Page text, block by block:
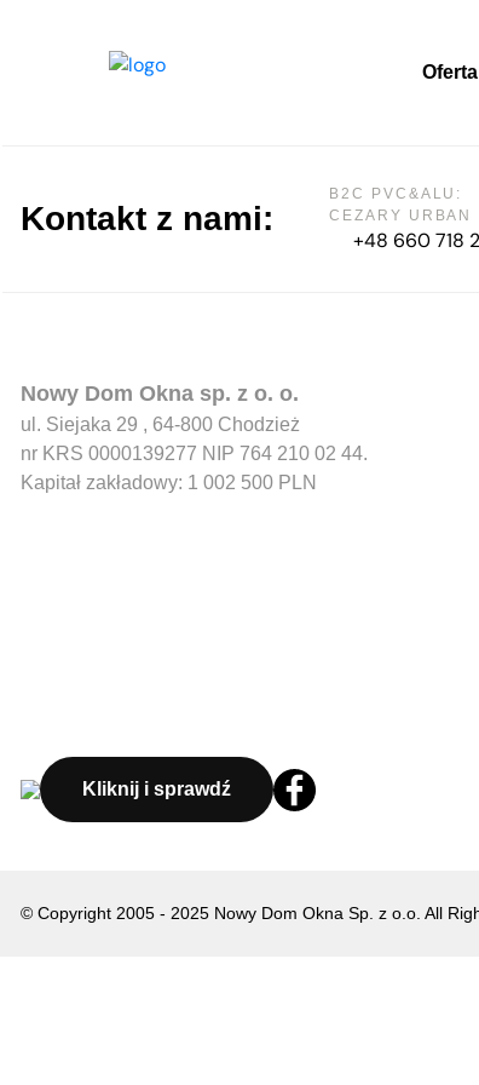
Oferta
Kontakt z nami:
B2C PVC&ALU:
CEZARY URBAN
+48 660 718
Nowy Dom Okna sp. z o. o.
ul. Siejaka 29 , 64-800 Chodzież
nr KRS 0000139277 NIP 764 210 02 44.
Kapitał zakładowy: 1 002 500 PLN
Kliknij i sprawdź
© Copyright 2005 - 2025 Nowy Dom Okna Sp. z o.o. All